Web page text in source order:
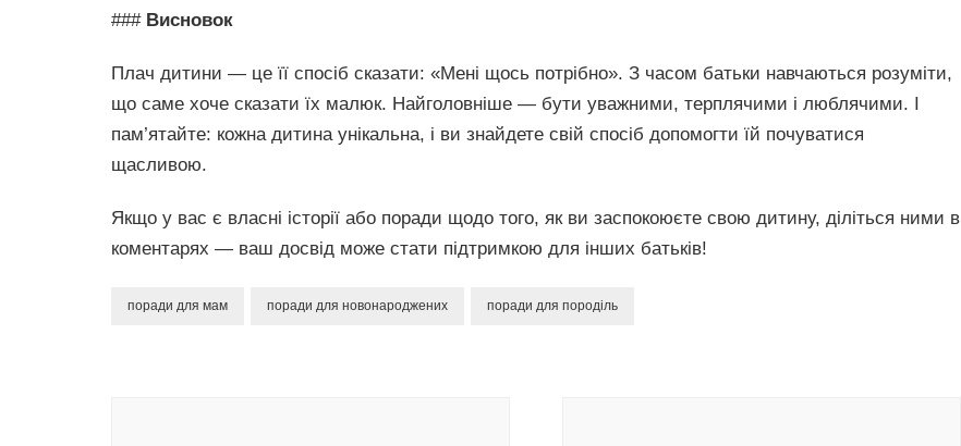
### Висновок
Плач дитини — це її спосіб сказати: «Мені щось потрібно». З часом батьки навчаються розуміти,
що саме хоче сказати їх малюк. Найголовніше — бути уважними, терплячими і люблячими. І
пам’ятайте: кожна дитина унікальна, і ви знайдете свій спосіб допомогти їй почуватися
щасливою.
Якщо у вас є власні історії або поради щодо того, як ви заспокоюєте свою дитину, діліться ними в
коментарях — ваш досвід може стати підтримкою для інших батьків!
поради для мам поради для новонароджених поради для породіль